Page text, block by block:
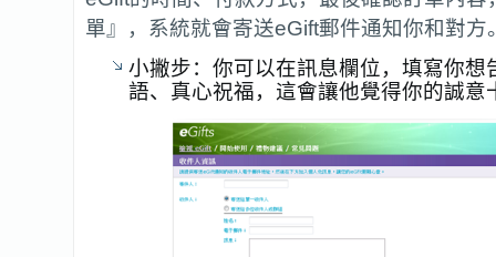
單』，系統就會寄送eGift郵件通知你和對方
小撇步：你可以在訊息欄位，填寫你想
語、真心祝福，這會讓他覺得你的誠意